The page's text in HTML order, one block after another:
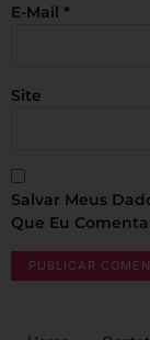
E-Mail *
Site
Salvar Meus
Que Eu